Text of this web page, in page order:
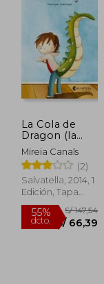
La Cola de
Dragon (la
Rabia)
Mireia Canals
(2)
Salvatella, 2014, 1
Edición, Tapa
Blanda, Nuevo